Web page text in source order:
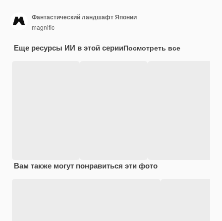
Фантастический ландшафт Японии
magnific
Еще ресурсы ИИ в этой серииПосмотреть все
Вам также могут понравиться эти фото